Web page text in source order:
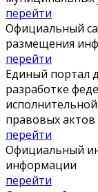
перейти
Официальный
размещения
перейти
Единый портал
разработке
правовых актов
перейти
Официальный
информации
перейти